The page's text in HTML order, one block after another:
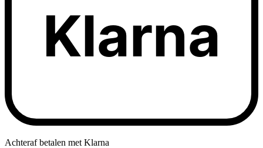
Klarna
Achteraf betalen met Klarna